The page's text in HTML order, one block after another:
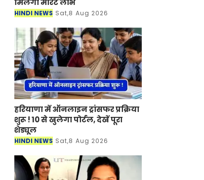
HINDI NEWS Sat,8 Aug 2026
हरियाणा में ऑनलाइन ट्रांसफर प्रक्रिया
शुरू ! 10 से खुलेगा पोर्टल, देखें पूरा
शेड्यूल
HINDI NEWS Sat,8 Aug 2026